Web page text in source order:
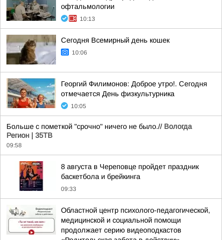
офтальмологии
10:13
Сегодня Всемирный день кошек
10:06
Георгий Филимонов: Доброе утро!. Сегодня
отмечается День физкультурника
10:05
Больше с пометкой "срочно" ничего не было.// Вологда
Регион | 35ТВ
09:58
8 августа в Череповце пройдет праздник
баскетбола и брейкинга
09:33
Областной центр психолого-педагогической,
медицинской и социальной помощи
продолжает серию видеоподкастов